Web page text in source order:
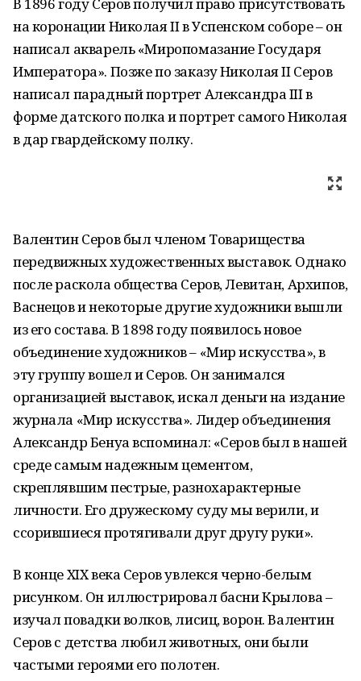
на коронации Николая II в Успенском соборе – он
написал акварель «Миропомазание Государя
Императора». Позже по заказу Николая II Серов
написал парадный портрет Александра III в
форме датского полка и портрет самого Николая
в дар гвардейскому полку.
Валентин Серов был членом Товарищества
передвижных художественных выставок. Однако
после раскола общества Серов, Левитан, Архипов,
Васнецов и некоторые другие художники вышли
из его состава. В 1898 году появилось новое
объединение художников – «Мир искусства», в
эту группу вошел и Серов. Он занимался
организацией выставок, искал деньги на издание
журнала «Мир искусства». Лидер объединения
Александр Бенуа вспоминал: «Серов был в нашей
среде самым надежным цементом,
скреплявшим пестрые, разнохарактерные
личности. Его дружескому суду мы верили, и
ссорившиеся протягивали друг другу руки».
В конце XIX века Серов увлекся черно-белым
рисунком. Он иллюстрировал басни Крылова –
изучал повадки волков, лисиц, ворон. Валентин
Серов с детства любил животных, они были
частыми героями его полотен.